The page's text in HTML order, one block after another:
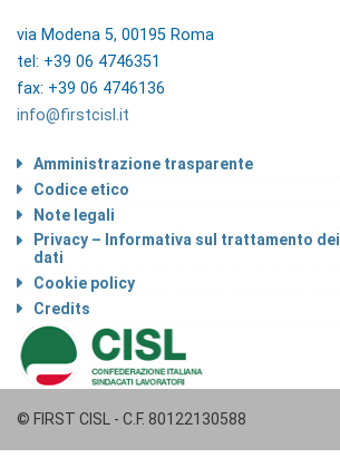
via Modena 5, 00195 Roma
tel: +39 06 4746351
fax: +39 06 4746136
info@firstcisl.it
Amministrazione trasparente
Codice etico
Note legali
Privacy – Informativa sul trattamento dei
dati
Cookie policy
Credits
© FIRST CISL - C.F. 80122130588